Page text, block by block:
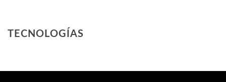
TECNOLOGÍAS